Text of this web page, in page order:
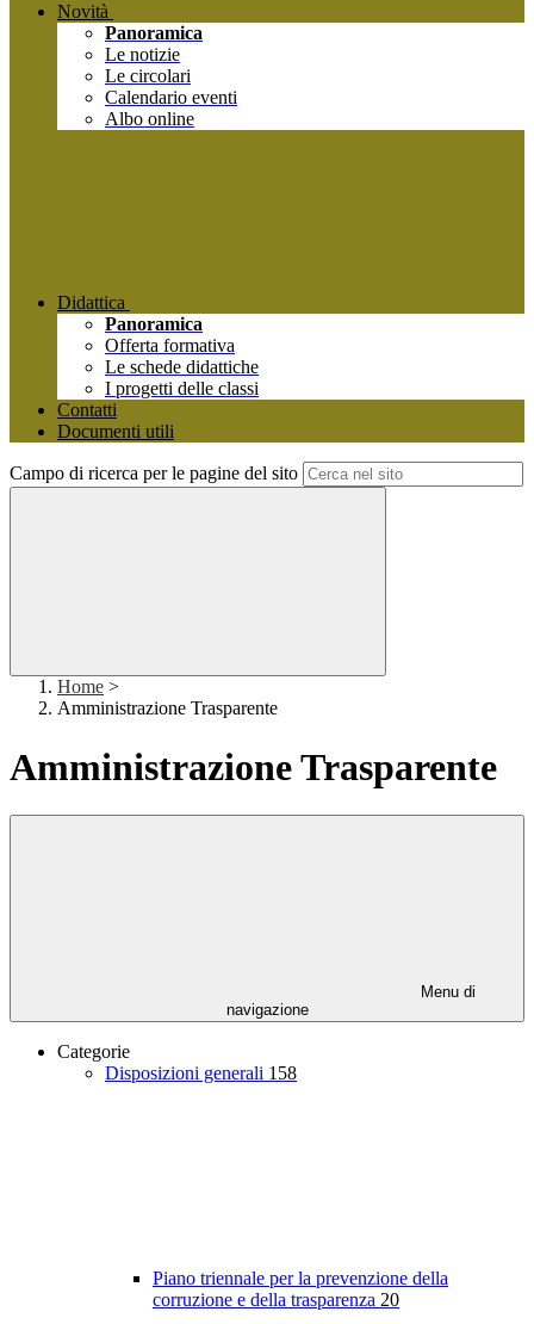
Novità
Panoramica
Le notizie
Le circolari
Calendario eventi
Albo online
Didattica
Panoramica
Offerta formativa
Le schede didattiche
I progetti delle classi
Contatti
Documenti utili
Campo di ricerca per le pagine del sito
Home >
Amministrazione Trasparente
Amministrazione Trasparente
Menu di
navigazione
Categorie
Disposizioni generali 158
Piano triennale per la prevenzione della
corruzione e della trasparenza 20